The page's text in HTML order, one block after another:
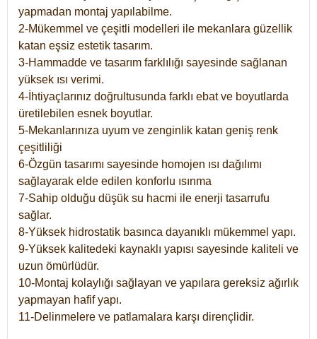
yapmadan montaj yapılabilme.
2-Mükemmel ve çeşitli modelleri ile mekanlara güzellik
katan eşsiz estetik tasarım.
3-Hammadde ve tasarım farklılığı sayesinde sağlanan
yüksek ısı verimi.
4-İhtiyaçlarınız doğrultusunda farklı ebat ve boyutlarda
üretilebilen esnek boyutlar.
5-Mekanlarınıza uyum ve zenginlik katan geniş renk
çeşitliliği
6-Özgün tasarımı sayesinde homojen ısı dağılımı
sağlayarak elde edilen konforlu ısınma
7-Sahip olduğu düşük su hacmi ile enerji tasarrufu
sağlar.
8-Yüksek hidrostatik basınca dayanıklı mükemmel yapı.
9-Yüksek kalitedeki kaynaklı yapısı sayesinde kaliteli ve
uzun ömürlüdür.
10-Montaj kolaylığı sağlayan ve yapılara gereksiz ağırlık
yapmayan hafif yapı.
11-Delinmelere ve patlamalara karşı dirençlidir.